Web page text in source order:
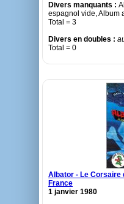
Divers manquants :
espagnol vide, Album
Total = 3
Divers en doubles :
Total = 0
Albator - Le Corsaire
France
1 janvier 1980